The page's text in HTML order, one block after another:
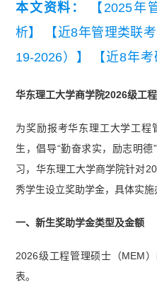
本文资料：
【2025
析】
【近8年管理类联
19-2026）】
【近8年
华东理工大学商学院2026级工
为奖励报考华东理工大学工程
生，倡导“勤奋求实，励志明
习，华东理工大学商学院针对
秀学生设立奖助学金，具体实施
一、新生奖助学金类型及金额
2026级工程管理硕士（MEM
表。